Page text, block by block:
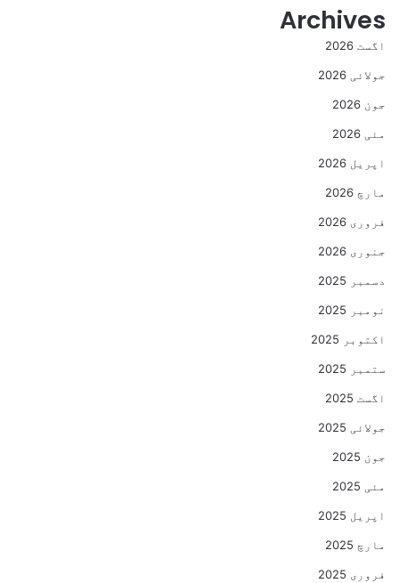
Archives
اگست 2026
جولائی 2026
جون 2026
مئی 2026
اپریل 2026
مارچ 2026
فروری 2026
جنوری 2026
دسمبر 2025
نومبر 2025
اکتوبر 2025
ستمبر 2025
اگست 2025
جولائی 2025
جون 2025
مئی 2025
اپریل 2025
مارچ 2025
فروری 2025